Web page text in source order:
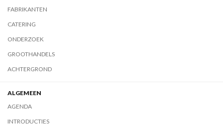
FABRIKANTEN
CATERING
ONDERZOEK
GROOTHANDELS
ACHTERGROND
ALGEMEEN
AGENDA
INTRODUCTIES